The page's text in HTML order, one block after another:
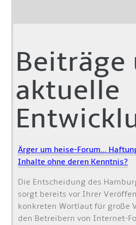
Beiträge
aktuelle
Ärger um heise-Forum...
Inhalte ohne deren Kenntnis?
Die Entscheidung des
sorgt bereits vor Ihrer
konkreten Wortlaut für große
den Betreibern von Internet-